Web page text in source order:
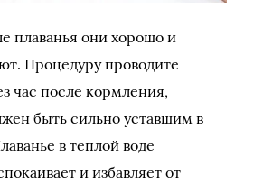
плаванья они хорошо и
Процедуру проводите
час после кормления,
быть сильно уставшим в
в теплой воде
и избавляет от